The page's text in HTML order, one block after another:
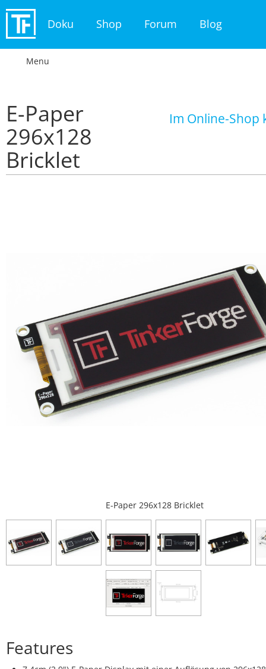
Doku Shop Forum Blog
Menu
Im Online-Shop
E-Paper
296x128
Bricklet
E-Paper 296x128 Bricklet
Features